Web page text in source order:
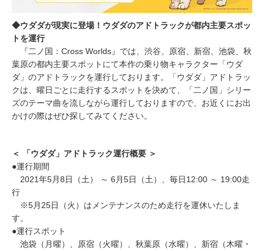
◆ウダダが現実に登場！ウダダのアドトラックが都内主要スポッ
トを運行
『二ノ国：Cross Worlds』では、渋谷、原宿、新宿、池袋、秋
葉原の都内主要スポットにて本作の乗り物キャラクター「ウダ
ダ」のアドトラックを運行しております。「ウダダ」アドトラッ
クは、曜日ごとに走行するスポットを決めて、「二ノ国」シリー
ズのテーマ曲を流しながら運行しておりますので、お近くにお出
かけの際はぜひ探してみてください。
＜ 「ウダダ」アドトラック運行概要 ＞
●運行期間
2021年5月8日（土） ～ 6月5日（土）、毎日12:00 ～ 19:00走
行
※5月25日（火）はメンテナンスのため走行を運休いたしま
す。
●運行スポット
池袋（月曜）、原宿（火曜）、秋葉原（水曜）、新宿（木曜・